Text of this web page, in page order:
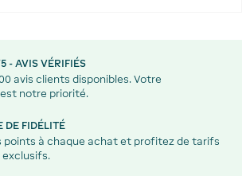
- AVIS VÉRIFIÉS
avis clients disponibles. Votre
notre priorité.
DE FIDÉLITÉ
points à chaque achat et profitez de tarifs
exclusifs.